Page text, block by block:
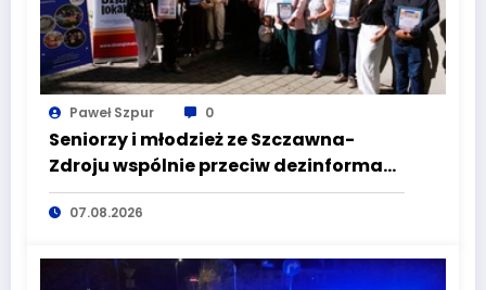
Paweł Szpur 0
Seniorzy i młodzież ze Szczawna-
Zdroju wspólnie przeciw dezinformacji
i manipulacji
07.08.2026